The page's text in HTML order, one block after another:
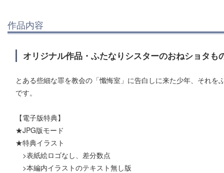
作品内容
オリジナル作品・ふたなりシスターのおねショタも
とある些細な罪を教会の「懺悔室」に告白しに来た少年、それ
です。
【電子版特典】
★JPG版モード
★特典イラスト
>表紙絵ロゴなし、差分数点
>本編内イラストのテキスト無し版